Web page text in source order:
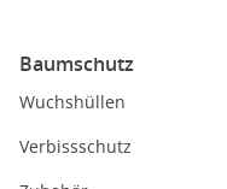
Baumschutz
Wuchshüllen
Verbissschutz